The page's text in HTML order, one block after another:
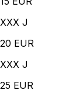
XXX J
20 EUR
XXX J
25 EUR